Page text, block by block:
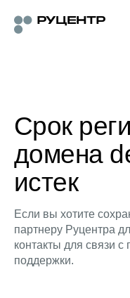
Срок
домена
истек
Если вы хотите
партнеру Руцентра
контакты для связи
поддержки.